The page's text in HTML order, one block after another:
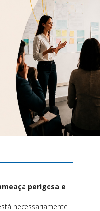
perigosa e
necessariamente